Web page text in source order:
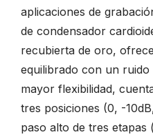
aplicaciones de
de condensador
recubierta de oro,
equilibrado con un
mayor flexibilidad,
tres posiciones (0, -
paso alto de tres